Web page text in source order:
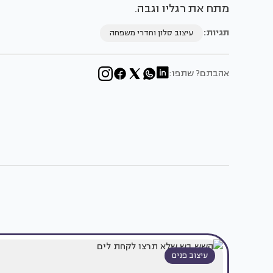
מתח את רגליו וגבה.
תגיות: עיצוב סלון וחדרי משפחה
אהבתם? שתפו:
עיצוב פנים